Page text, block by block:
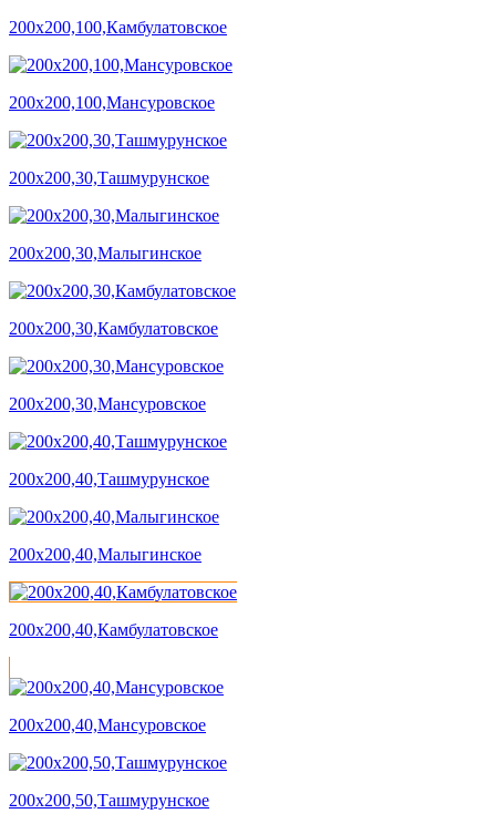
200х200,100,Камбулатовское
200х200,100,Мансуровское
200х200,30,Ташмурунское
200х200,30,Малыгинское
200х200,30,Камбулатовское
200х200,30,Мансуровское
200х200,40,Ташмурунское
200х200,40,Малыгинское
200х200,40,Камбулатовское
200х200,40,Мансуровское
200х200,50,Ташмурунское